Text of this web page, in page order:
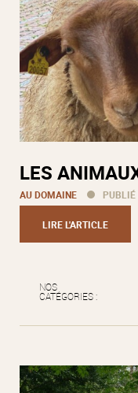
LES
AU DOMAINE
LIRE L'ARTICLE
NOS
CATÉGORIES :